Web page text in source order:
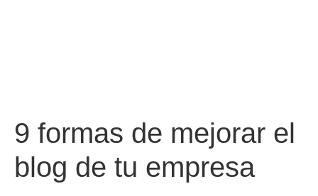
9 formas de mejorar el
blog de tu empresa